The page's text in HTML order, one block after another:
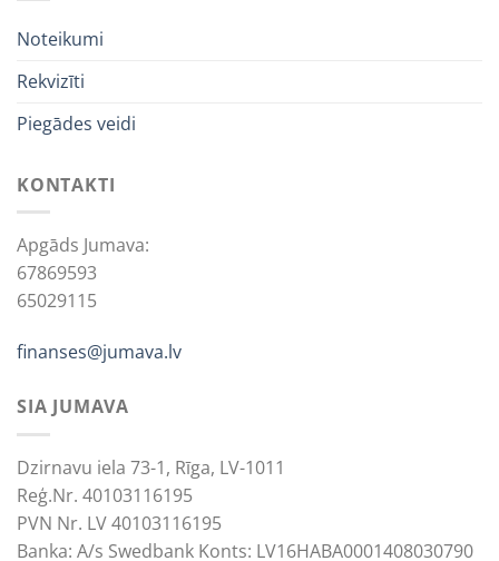
Noteikumi
Rekvizīti
Piegādes veidi
KONTAKTI
Apgāds Jumava:
67869593
65029115
finanses@jumava.lv
SIA JUMAVA
Dzirnavu iela 73-1, Rīga, LV-1011
Reģ.Nr. 40103116195
PVN Nr. LV 40103116195
Banka: A/s Swedbank Konts: LV16HABA0001408030790